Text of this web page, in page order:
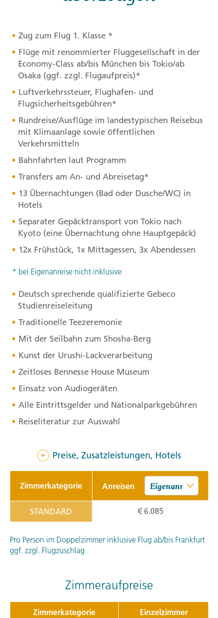
Zug zum Flug 1. Klasse *
Flüge mit renommierter Fluggesellschaft in der
Economy-Class ab/bis München bis Tokio/ab
Osaka (ggf. zzgl. Flugaufpreis)*
Luftverkehrssteuer, Flughafen- und
Flugsicherheitsgebühren*
Rundreise/Ausflüge im landestypischen Reisebus
mit Klimaanlage sowie öffentlichen
Verkehrsmitteln
Bahnfahrten laut Programm
Transfers am An- und Abreisetag*
13 Übernachtungen (Bad oder Dusche/WC) in
Hotels
Separater Gepäcktransport von Tokio nach
Kyoto (eine Übernachtung ohne Hauptgepäck)
12x Frühstück, 1x Mittagessen, 3x Abendessen
* bei Eigenanreise nicht inklusive
Deutsch sprechende qualifizierte Gebeco
Studienreiseleitung
Traditionelle Teezeremonie
Mit der Seilbahn zum Shosha-Berg
Kunst der Urushi-Lackverarbeitung
Zeitloses Bennesse House Museum
Einsatz von Audiogeräten
Alle Eintrittsgelder und Nationalparkgebühren
Reiseliteratur zur Auswahl
Preise, Zusatzleistungen, Hotels
Zimmerkategorie Anreisen
STANDARD € 6.085
Pro Person im Doppelzimmer inklusive Flug ab/bis Frankfurt
ggf. zzgl. Flugzuschlag
Zimmeraufpreise
Zimmerkategorie Einzelzimmer